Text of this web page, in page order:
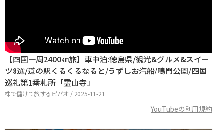
【四国一周2400㎞旅】車中泊:徳島県/観光&グルメ&スイー
ツ8選/道の駅くるくるなると/うずしお汽船/鳴門公園/四国
巡礼第1番札所「霊山寺」
株で儲けて旅するピパオ / 2025-11-21
YouTubeの利用規約